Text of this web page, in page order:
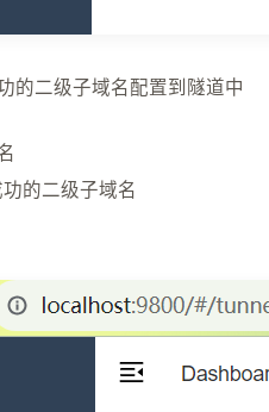
的二级子域名配置到隧道中
的二级子域名